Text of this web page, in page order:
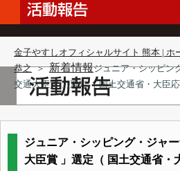
金子やすしオフィシャルサイト 熊本 | ホ
恭之 ＞ 新着情報ジュニア・シッピン
交通大臣賞 」選定（ 国土交通省・大臣応
ジュニア・シッピング・ジャ
大臣賞 」選定（ 国土交通省・